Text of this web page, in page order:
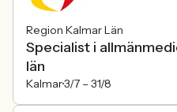
Region Kalmar Län
Specialist i
län
Kalmar3/7 – 31/8